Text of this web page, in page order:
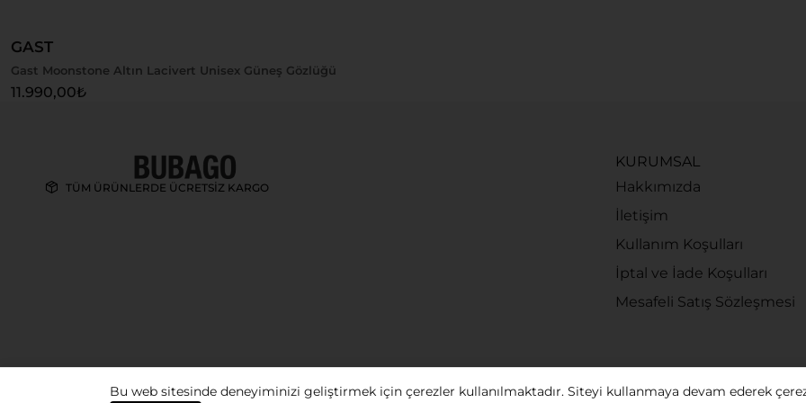
GAST
Gast Moonstone Altın Lacivert Unisex Güneş Gözlüğü
11.990,00₺
TÜM ÜRÜNLERDE ÜCRETSİZ KARGO
KURUMSAL
Hakkımızda
İletişim
Kullanım Koşulları
İptal ve İade Koşulları
Mesafeli Satış Sözleşmesi
Bu web sitesinde deneyiminizi geliştirmek için çerezler kullanılmaktadır. Siteyi kullanmaya devam ederek